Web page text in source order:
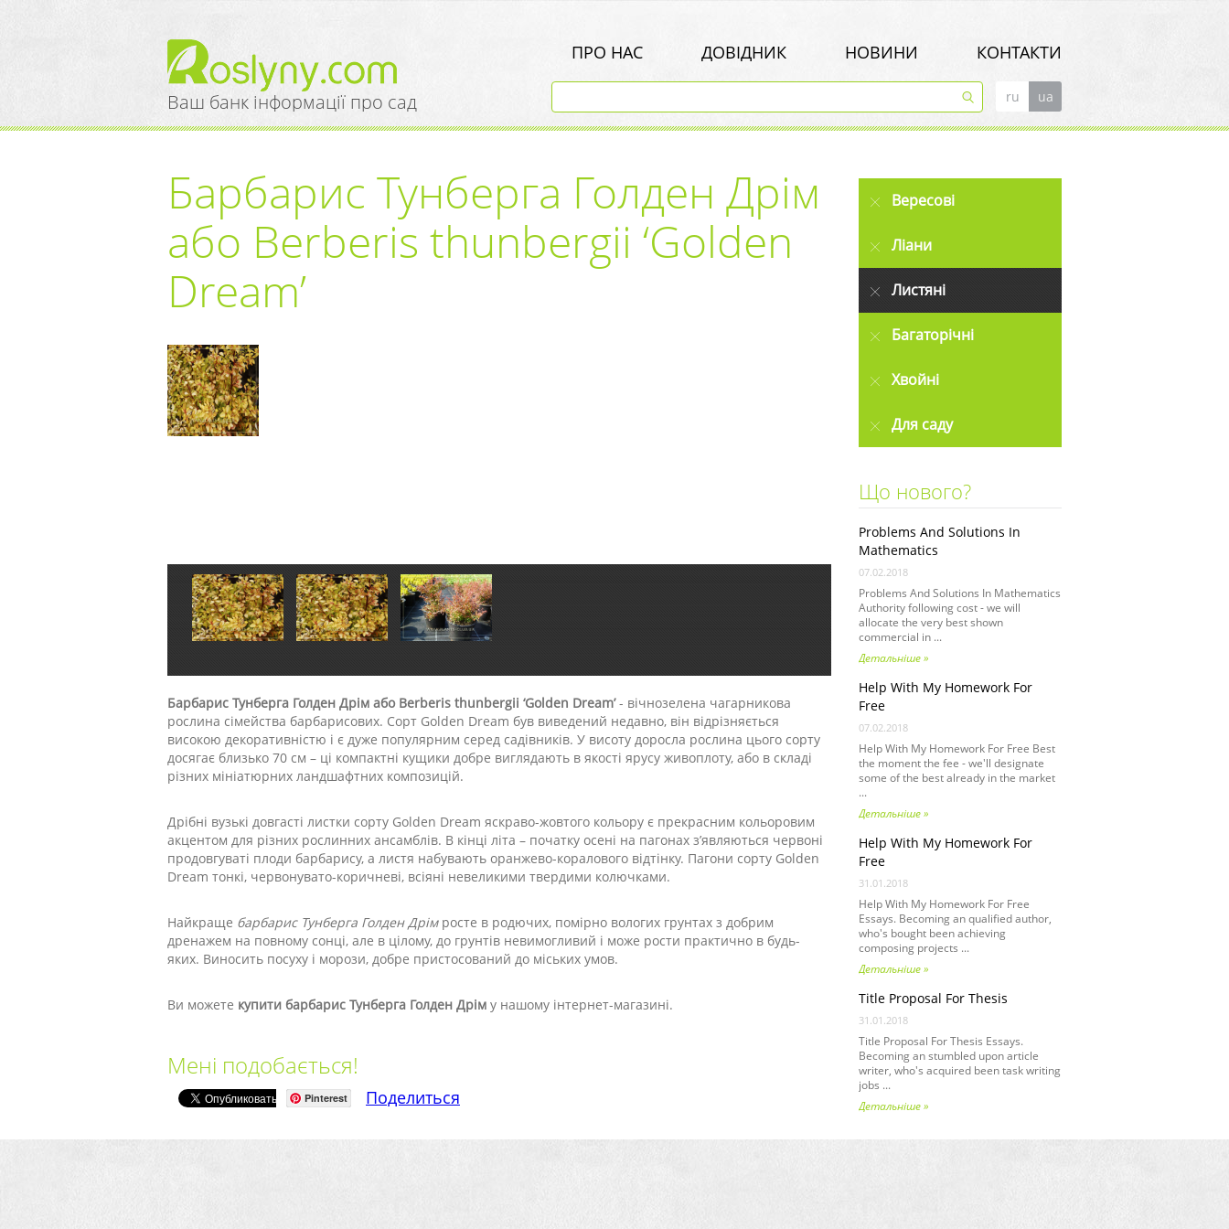
Ваш банк інформації про сад
ПРО НАС ДОВІДНИК НОВИНИ КОНТАКТИ
ru ua
Барбарис Тунберга Голден Дрім
або Berberis thunbergii ‘Golden
Dream’
Барбарис Тунберга Голден Дрім або Berberis thunbergii ‘Golden Dream’- вічнозелена чагарникова
рослина сімейства барбарисових. Сорт Golden Dream був виведений недавно, він відрізняється
високою декоративністю і є дуже популярним серед садівників. У висоту доросла рослина цього сорту
досягає близько 70 см – ці компактні кущики добре виглядають в якості ярусу живоплоту, або в складі
різних мініатюрних ландшафтних композицій.
Дрібні вузькі довгасті листки сорту Golden Dream яскраво-жовтого кольору є прекрасним кольоровим
акцентом для різних рослинних ансамблів. В кінці літа – початку осені на пагонах з’являються червоні
продовгуваті плоди барбарису, а листя набувають оранжево-коралового відтінку. Пагони сорту Golden
Dream тонкі, червонувато-коричневі, всіяні невеликими твердими колючками.
Найкраще барбарис Тунберга Голден Дрімросте в родючих, помірно вологих грунтах з добрим
дренажем на повному сонці, але в цілому, до грунтів невимогливий і може рости практично в будь-
яких. Виносить посуху і морози, добре пристосований до міських умов.
Ви можете купити барбарис Тунберга Голден Дрім у нашому інтернет-магазині.
Мені подобається!
Pinterest Поделиться
Вересові
Ліани
Листяні
Багаторічні
Хвойні
Для саду
Що нового?
Problems And Solutions In
Mathematics
07.02.2018
Problems And Solutions In Mathematics
Authority following cost - we will
allocate the very best shown
commercial in ...
Детальніше »
Help With My Homework For
Free
07.02.2018
Help With My Homework For Free Best
the moment the fee - we'll designate
some of the best already in the market
...
Детальніше »
Help With My Homework For
Free
31.01.2018
Help With My Homework For Free
Essays. Becoming an qualified author,
who's bought been achieving
composing projects ...
Детальніше »
Title Proposal For Thesis
31.01.2018
Title Proposal For Thesis Essays.
Becoming an stumbled upon article
writer, who's acquired been task writing
jobs ...
Детальніше »